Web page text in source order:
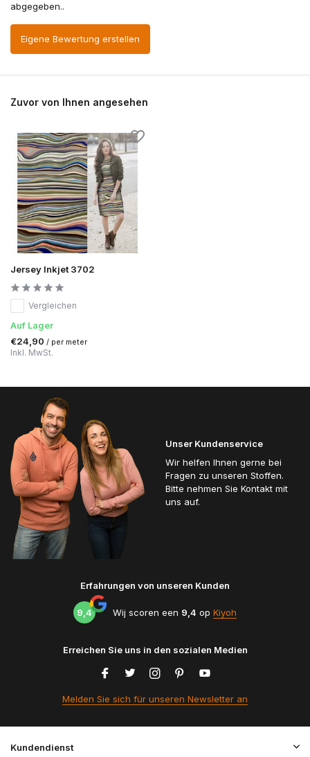
abgegeben..
Eigene Bewertung erstellen
Zuvor von Ihnen angesehen
Jersey Inkjet 3702
Vergleichen
Auf Lager
€24,90 / per meter
Inkl. MwSt.
Unser Kundenservice
Wir helfen Ihnen gerne bei
Fragen zu unseren Stoffen.
Bitte nehmen Sie Kontakt mit
uns auf.
Erfahrungen von unseren Kunden
9,4 Wij scoren een 9,4 op Kiyoh
Erreichen Sie uns in den sozialen Medien
Melden Sie sich für unseren Newsletter an
Kundendienst